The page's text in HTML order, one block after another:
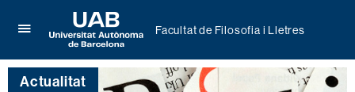
per
desplegar
Universitat
Autònoma
Facultat de Filosofia i Lletres
Actualitat